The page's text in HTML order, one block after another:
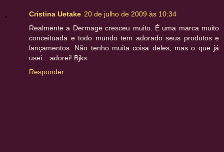
Cristina Uetake 20 de julho de 2009 às 10:34
Realmente a Dermage cresceu muito. É uma marca muito
conceituada e todo mundo tem adorado seus produtos e
lançamentos. Não tenho muita coisa deles, mas o que já
usei... adorei! Bjks
Responder